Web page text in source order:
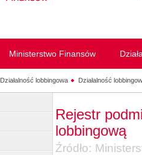
Ministerstwo Finansów
Działalność lobbingowa Działalność
Rejestr
lobbingową
Źródło: